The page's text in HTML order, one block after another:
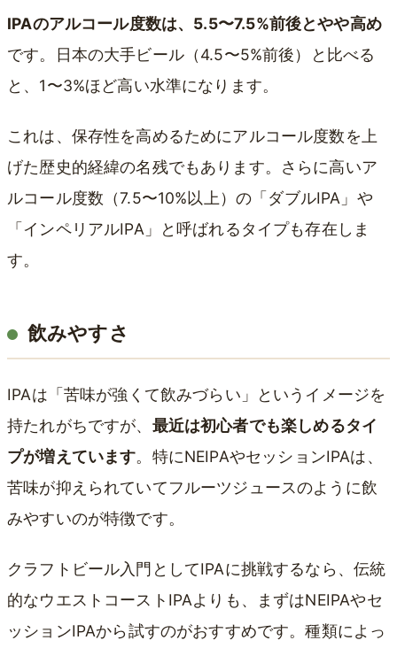
IPAのアルコール度数は、5.5〜7.5%前後とやや高め
です。日本の大手ビール（4.5〜5%前後）と比べる
と、1〜3%ほど高い水準になります。
これは、保存性を高めるためにアルコール度数を上
げた歴史的経緯の名残でもあります。さらに高いア
ルコール度数（7.5〜10%以上）の「ダブルIPA」や
「インペリアルIPA」と呼ばれるタイプも存在しま
す。
飲みやすさ
IPAは「苦味が強くて飲みづらい」というイメージを
持たれがちですが、 最近は初心者でも楽しめるタイ
プが増えています。特にNEIPAやセッションIPAは、
苦味が抑えられていてフルーツジュースのように飲
みやすいのが特徴です。
クラフトビール入門としてIPAに挑戦するなら、伝統
的なウエストコーストIPAよりも、まずはNEIPAやセ
ッションIPAから試すのがおすすめです。種類によっ